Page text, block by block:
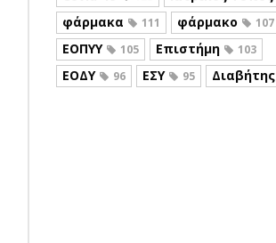
φάρμακα 111 φάρμακο 107
ΕΟΠΥΥ 105 Επιστήμη 103
ΕΟΔΥ 96 ΕΣΥ 95 Διαβήτης